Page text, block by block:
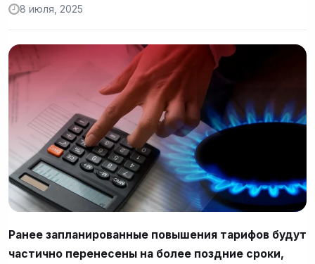
8 июля, 2025
Ранее запланированные повышения тарифов будут
частично перенесены на более поздние сроки,